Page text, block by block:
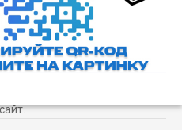
соглашение
материалов
редакции, а также с ссылкой